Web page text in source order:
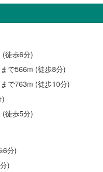
(徒歩6分)
で566m (徒歩8分)
で763m (徒歩10分)
)
(徒歩5分)
6分)
)